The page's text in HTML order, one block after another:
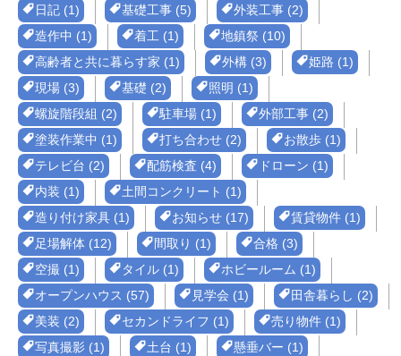
日記 (1)
基礎工事 (5)
外装工事 (2)
造作中 (1)
着工 (1)
地鎮祭 (10)
高齢者と共に暮らす家 (1)
外構 (3)
姫路 (1)
現場 (3)
基礎 (2)
照明 (1)
螺旋階段組 (2)
駐車場 (1)
外部工事 (2)
塗装作業中 (1)
打ち合わせ (2)
お散歩 (1)
テレビ台 (2)
配筋検査 (4)
ドローン (1)
内装 (1)
土間コンクリート (1)
造り付け家具 (1)
お知らせ (17)
賃貸物件 (1)
足場解体 (12)
間取り (1)
合格 (3)
空撮 (1)
タイル (1)
ホビールーム (1)
オープンハウス (57)
見学会 (1)
田舎暮らし (2)
美装 (2)
セカンドライフ (1)
売り物件 (1)
写真撮影 (1)
土台 (1)
懸垂バー (1)